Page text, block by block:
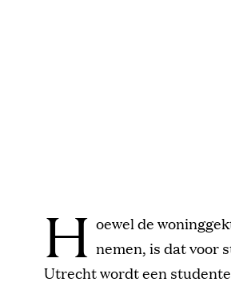
H oewel de
nemen, is dat voor
Utrecht wordt een